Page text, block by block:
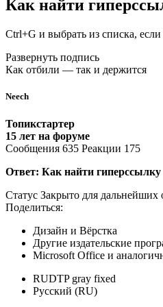
Как найти
Ctrl+G и выбрать из списка, если
Развернуть подпись
Как отбили — так и держится
Neech
Топикстартер
15 лет на форуме
Сообщения 635 Реакции 175
Ответ: Как найти
Статус Закрыто для дальнейших
Поделиться:
Дизайн и Вёрстка
Другие издательские
Microsoft Office и
RUDTP gray fixed
Русский (RU)